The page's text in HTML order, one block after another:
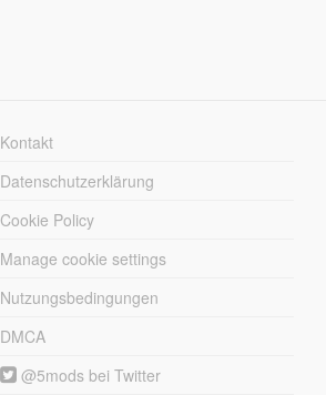
Kontakt
Datenschutzerklärung
Cookie Policy
Manage cookie settings
Nutzungsbedingungen
DMCA
@5mods bei Twitter